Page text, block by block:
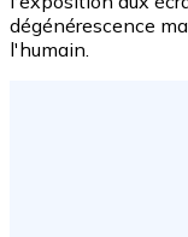
dégénérescence
l'humain.